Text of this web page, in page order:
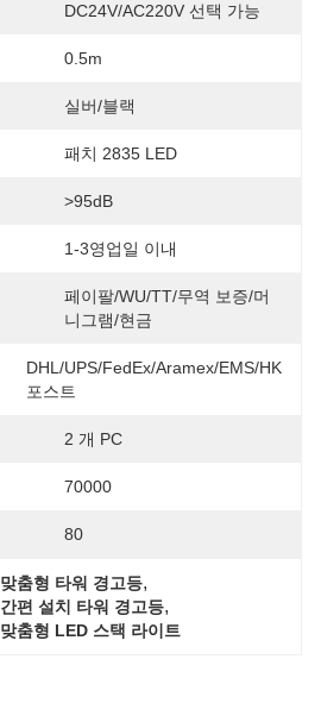
DC24V/AC220V 선택 가능
0.5m
실버/블랙
패치 2835 LED
>95dB
1-3영업일 이내
페이팔/WU/TT/무역 보증/머
니그램/현금
DHL/UPS/FedEx/Aramex/EMS/HK
포스트
2 개 PC
70000
80
맞춤형 타워 경고등,
간편 설치 타워 경고등,
맞춤형 LED 스택 라이트